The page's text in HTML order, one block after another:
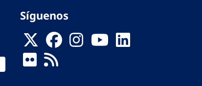
Síguenos